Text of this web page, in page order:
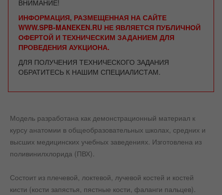
ВНИМАНИЕ!
ИНФОРМАЦИЯ, РАЗМЕЩЕННАЯ НА САЙТЕ
WWW.SPB-MANEKEN.RU НЕ ЯВЛЯЕТСЯ ПУБЛИЧНОЙ
ОФЕРТОЙ И ТЕХНИЧЕСКИМ ЗАДАНИЕМ ДЛЯ
ПРОВЕДЕНИЯ АУКЦИОНА.
ДЛЯ ПОЛУЧЕНИЯ ТЕХНИЧЕСКОГО ЗАДАНИЯ
ОБРАТИТЕСЬ К НАШИМ СПЕЦИАЛИСТАМ.
Модель разработана как демонстрационный материал к
курсу анатомии в общеобразовательных школах, средних и
высших медицинских учебных заведениях. Изготовлена из
поливинилхлорида (ПВХ).
Состоит из плечевой, локтевой, лучевой костей и костей
кисти (кости запястья, пястные кости, фаланги пальцев).